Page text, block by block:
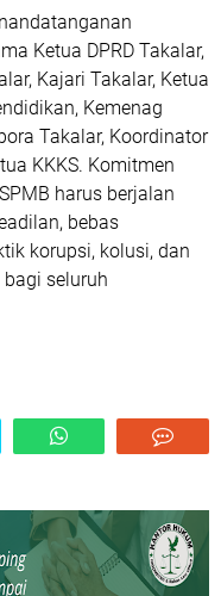
Ketua DPRD Takalar,
Kajari Takalar, Ketua
Kemenag
Takalar, Koordinator
KKKS. Komitmen
harus berjalan
bebas
korupsi, kolusi, dan
seluruh